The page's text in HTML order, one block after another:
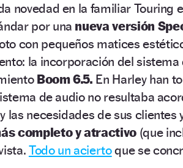
novedad en la familiar Touring
por una nueva versión
con pequeños matices
la incorporación del sistema
Boom 6.5. En Harley han
de audio no resultaba
las necesidades de sus clientes
completo y atractivo (que
Todo un aciertoque se